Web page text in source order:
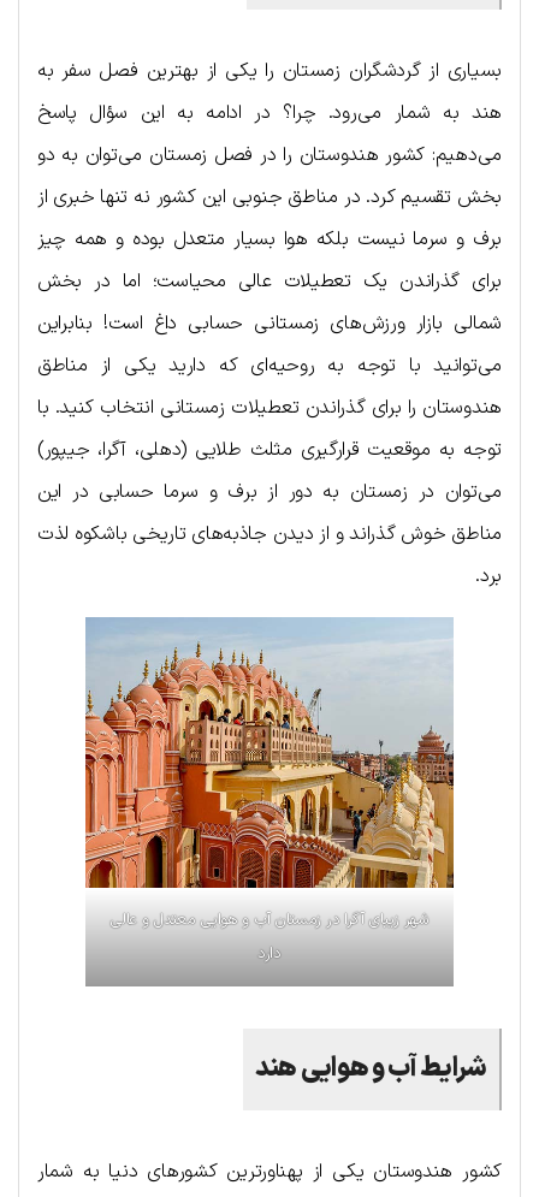
بسیاری از گردشگران زمستان را یکی از بهترین فصل سفر به
هند به شمار می‌رود. چرا؟ در ادامه به این سؤال پاسخ
می‌دهیم: کشور هندوستان را در فصل زمستان می‌توان به دو
بخش تقسیم کرد. در مناطق جنوبی این کشور نه تنها خبری از
برف و سرما نیست بلکه هوا بسیار متعدل بوده و همه چیز
برای گذراندن یک تعطیلات عالی محیاست؛ اما در بخش
شمالی بازار ورزش‌های زمستانی حسابی داغ است! بنابراین
می‌توانید با توجه به روحیه‌ای که دارید یکی از مناطق
هندوستان را برای گذراندن تعطیلات زمستانی انتخاب کنید. با
توجه به موقعیت قرارگیری مثلث طلایی (دهلی، آگرا، جیپور)
می‌توان در زمستان به دور از برف و سرما حسابی در این
مناطق خوش گذراند و از دیدن جاذبه‌های تاریخی باشکوه لذت
برد.
شهر زیبای آگرا در زمستان آب و هوایی معتدل و عالی
دارد
شرایط آب و هوایی هند
کشور هندوستان یکی از پهناورترین کشورهای دنیا به شمار